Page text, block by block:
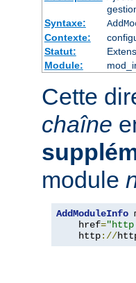
Syntaxe:
Contexte:
Statut:
Module:
Cette
chaîne
module
AddModuleInfo
    href
=
    http
://